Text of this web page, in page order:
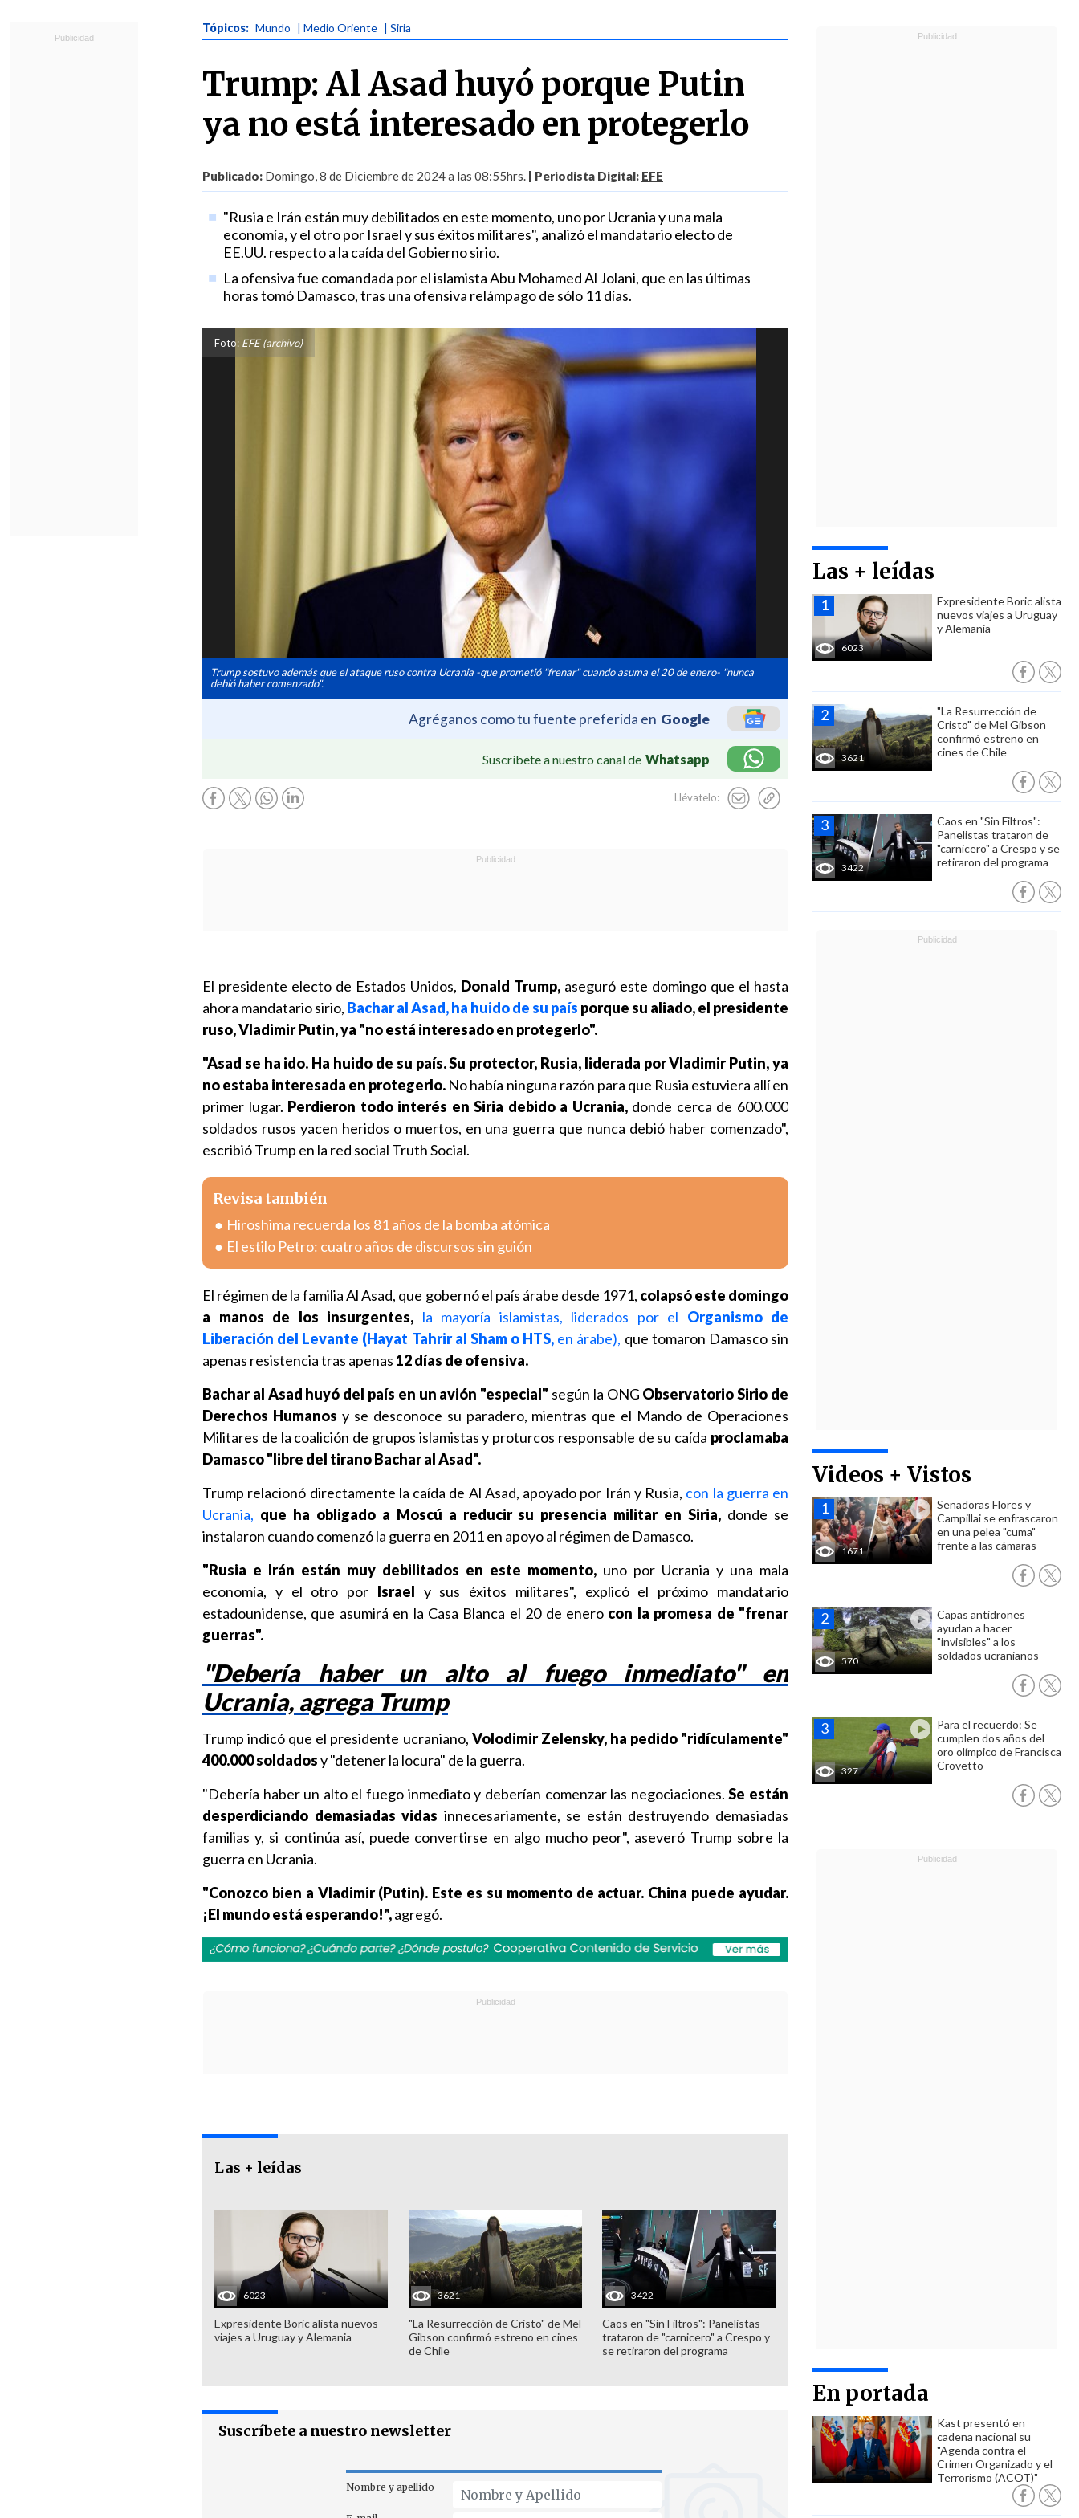
Tópicos: Mundo | Medio Oriente | Siria
Trump: Al Asad huyó porque Putin
ya no está interesado en protegerlo
Publicado: Domingo, 8 de Diciembre de 2024 a las 08:55hrs. | Periodista Digital: EFE
"Rusia e Irán están muy debilitados en este momento, uno por Ucrania y una mala
economía, y el otro por Israel y sus éxitos militares", analizó el mandatario electo de
EE.UU. respecto a la caída del Gobierno sirio.
La ofensiva fue comandada por el islamista Abu Mohamed Al Jolani, que en las últimas
horas tomó Damasco, tras una ofensiva relámpago de sólo 11 días.
Foto: EFE (archivo)
Trump sostuvo además que el ataque ruso contra Ucrania -que prometió "frenar" cuando asuma el 20 de enero- "nunca
debió haber comenzado".
Agréganos como tu fuente preferida en Google
Suscríbete a nuestro canal de Whatsapp
Llévatelo:
Las + leídas
6023
Expresidente Boric alista
nuevos viajes a Uruguay
y Alemania
3621
"La Resurrección de
Cristo" de Mel Gibson
confirmó estreno en
cines de Chile
3422
Caos en "Sin Filtros":
Panelistas trataron de
"carnicero" a Crespo y se
retiraron del programa
Videos + Vistos
1671
Senadoras Flores y
Campillai se enfrascaron
en una pelea "cuma"
frente a las cámaras
570
Capas antidrones
ayudan a hacer
"invisibles" a los
soldados ucranianos
327
Para el recuerdo: Se
cumplen dos años del
oro olímpico de Francisca
Crovetto
En portada
Kast presentó en
cadena nacional su
"Agenda contra el
Crimen Organizado y el
Terrorismo (ACOT)"
El presidente electo de Estados Unidos, Donald Trump, aseguró este domingo que el hasta
ahora mandatario sirio, Bachar al Asad, ha huido de su país porque su aliado, el presidente
ruso, Vladimir Putin, ya "no está interesado en protegerlo".
"Asad se ha ido. Ha huido de su país. Su protector, Rusia, liderada por Vladimir Putin, ya
no estaba interesada en protegerlo. No había ninguna razón para que Rusia estuviera allí en
primer lugar. Perdieron todo interés en Siria debido a Ucrania,donde cerca de 600.000
soldados rusos yacen heridos o muertos, en una guerra que nunca debió haber comenzado",
escribió Trump en la red social Truth Social.
Revisa también
Hiroshima recuerda los 81 años de la bomba atómica
El estilo Petro: cuatro años de discursos sin guión
El régimen de la familia Al Asad, que gobernó el país árabe desde 1971, colapsó este domingo
a manos de los insurgentes, la mayoría islamistas, liderados por el Organismo de
Liberación del Levante (Hayat Tahrir al Sham o HTS, en árabe), que tomaron Damasco sin
apenas resistencia tras apenas 12 días de ofensiva.
Bachar al Asad huyó del país en un avión "especial" según la ONG Observatorio Sirio de
Derechos Humanos y se desconoce su paradero, mientras que el Mando de Operaciones
Militares de la coalición de grupos islamistas y proturcos responsable de su caída proclamaba
Damasco "libre del tirano Bachar al Asad".
Trump relacionó directamente la caída de Al Asad, apoyado por Irán y Rusia, con la guerra en
Ucrania, que ha obligado a Moscú a reducir su presencia militar en Siria, donde se
instalaron cuando comenzó la guerra en 2011 en apoyo al régimen de Damasco.
"Rusia e Irán están muy debilitados en este momento, uno por Ucrania y una mala
economía, y el otro por Israel y sus éxitos militares", explicó el próximo mandatario
estadounidense, que asumirá en la Casa Blanca el 20 de enero con la promesa de "frenar
guerras".
"Debería haber un alto al fuego inmediato" en
Ucrania, agrega Trump
Trump indicó que el presidente ucraniano, Volodimir Zelensky, ha pedido "ridículamente"
400.000 soldadosy "detener la locura" de la guerra.
"Debería haber un alto el fuego inmediato y deberían comenzar las negociaciones.Se están
desperdiciando demasiadas vidas innecesariamente, se están destruyendo demasiadas
familias y, si continúa así, puede convertirse en algo mucho peor", aseveró Trump sobre la
guerra en Ucrania.
"Conozco bien a Vladimir (Putin). Este es su momento de actuar. China puede ayudar.
¡El mundo está esperando!",agregó.
Las + leídas
6023
Expresidente Boric alista nuevos
viajes a Uruguay y Alemania
3621
"La Resurrección de Cristo" de Mel
Gibson confirmó estreno en cines
de Chile
3422
Caos en "Sin Filtros": Panelistas
trataron de "carnicero" a Crespo y
se retiraron del programa
Suscríbete a nuestro newsletter
Nombre y apellido